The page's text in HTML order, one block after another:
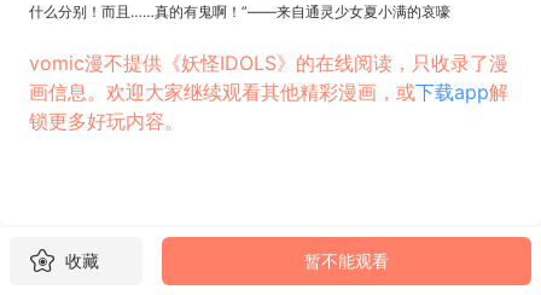
什么分别！而且……真的有鬼啊！”——来自通灵少女夏小满的哀嚎
vomic漫不提供《妖怪IDOLS》的在线阅读，只收录了漫
画信息。欢迎大家继续观看其他精彩漫画，或下载app解
锁更多好玩内容。
收藏 暂不能观看